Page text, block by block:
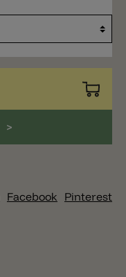
>
Facebook Pinterest